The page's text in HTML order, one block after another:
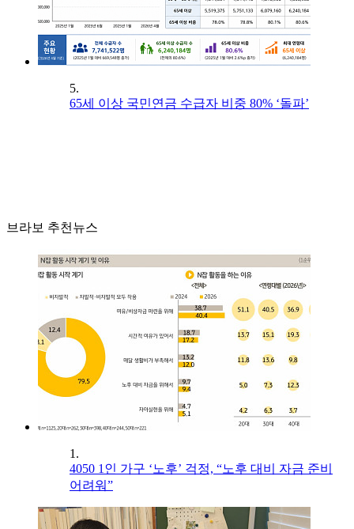
5.
65세 이상 국민연금 수급자 비중 80% ‘돌파’
브라보 추천뉴스
1.
4050 1인 가구 ‘노후’ 걱정, “노후 대비 자금 준비
어려워”